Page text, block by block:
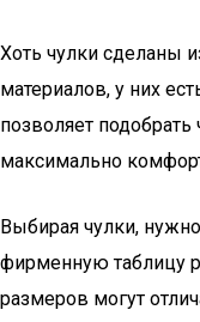
Хоть чулки сделаны
материалов, у них
позволяет
максимально
Выбирая чулки,
фирменную таблицу
размеров могут